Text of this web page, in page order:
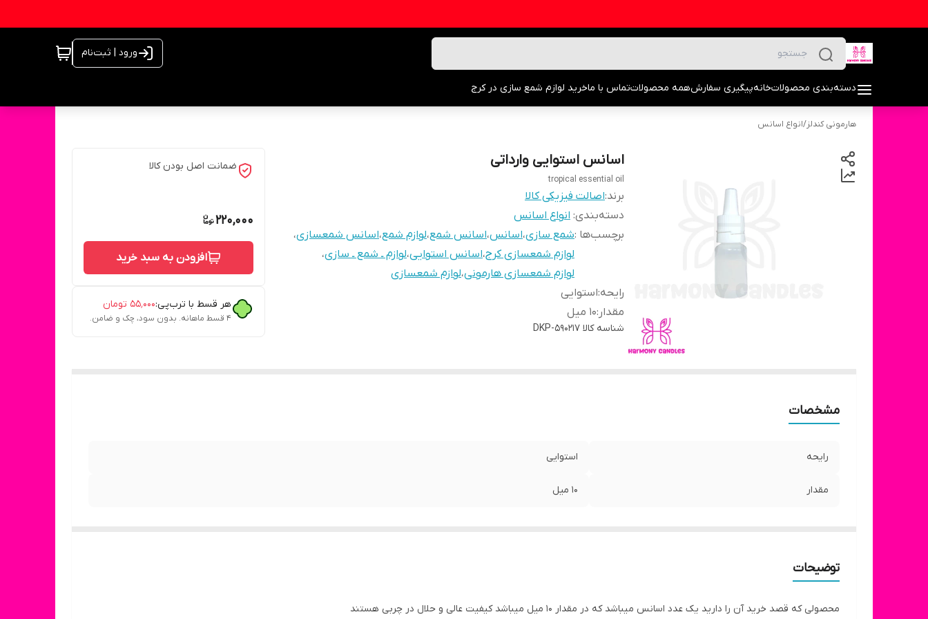
ورود | ثبت‌نام
دسته‌بندی محصولاتخانهپیگیری سفارشهمه محصولاتتماس با ماخرید لوازم شمع سازی در کرج
هارمونی کندلز/انواع اسانس
اسانس استوایی وارداتی
tropical essential oil
برند:اصالت فیزیکی کالا
دسته‌بندی: انواع اسانس
برچسب‌ها :شمع سازی،اسانس،اسانس شمع،لوازم شمع،اسانس شمعسازی،
لوازم شمعسازی کرج،اسانس استوایی،لوازم ـ شمع ـ سازی،
لوازم شمعسازی هارمونی،لوازم شمعسازی
رایحه:استوایی
مقدار :۱۰ میل
شناسه کالا DKP-590217
ضمانت اصل بودن کالا
220,000
افزودن به سبد خرید
هر قسط با ترب‌پی:۵۵٬۰۰۰ تومان
۴ قسط ماهانه. بدون سود، چک و ضامن.
مشخصات
رایحه استوایی
مقدار ۱۰ میل
توضیحات
محصولی که قصد خرید آن را دارید یک عدد اسانس میباشد که در مقدار ۱۰ میل میباشد کیفیت عالی و حلال در چربی هستند